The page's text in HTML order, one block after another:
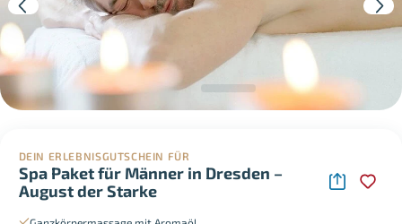
DEIN ERLEBNISGUTSCHEIN FÜR
Spa Paket für Männer in Dresden –
August der Starke